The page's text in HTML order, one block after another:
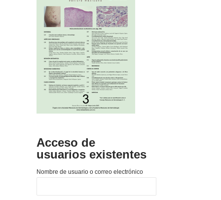
Acceso de
usuarios existentes
Nombre de usuario o correo electrónico